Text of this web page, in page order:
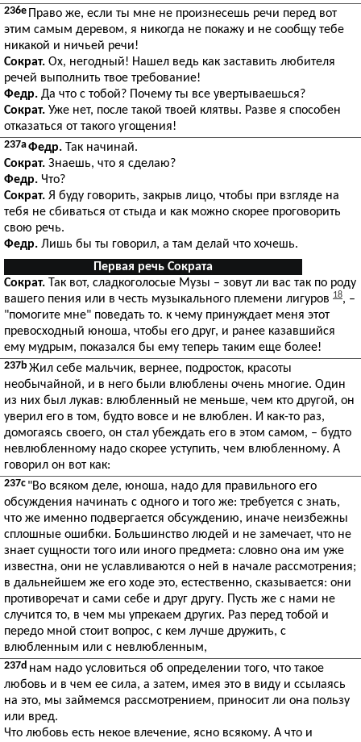
236e Право же, если ты мне не произнесешь речи перед вот
этим самым деревом, я никогда не покажу и не сообщу тебе
никакой и ничьей речи!
Сократ. Ох, негодный! Нашел ведь как заставить любителя
речей выполнить твое требование!
Федр. Да что с тобой? Почему ты все увертываешься?
Сократ. Уже нет, после такой твоей клятвы. Разве я способен
отказаться от такого угощения!
237aФедр. Так начинай.
Сократ. Знаешь, что я сделаю?
Федр. Что?
Сократ. Я буду говорить, закрыв лицо, чтобы при взгляде на
тебя не сбиваться от стыда и как можно скорее проговорить
свою речь.
Федр. Лишь бы ты говорил, а там делай что хочешь.
Первая речь Сократа
Сократ. Так вот, сладкоголосые Музы – зовут ли вас так по роду
вашего пения или в честь музыкального племени лигуров 18, –
"помогите мне" поведать то. к чему принуждает меня этот
превосходный юноша, чтобы его друг, и ранее казавшийся
ему мудрым, показался бы ему теперь таким еще более!
237b Жил себе мальчик, вернее, подросток, красоты
необычайной, и в него были влюблены очень многие. Один
из них был лукав: влюбленный не меньше, чем кто другой, он
уверил его в том, будто вовсе и не влюблен. И как-то раз,
домогаясь своего, он стал убеждать его в этом самом, – будто
невлюбленному надо скорее уступить, чем влюбленному. А
говорил он вот как:
237c "Во всяком деле, юноша, надо для правильного его
обсуждения начинать с одного и того же: требуется с знать,
что же именно подвергается обсуждению, иначе неизбежны
сплошные ошибки. Большинство людей и не замечает, что не
знает сущности того или иного предмета: словно она им уже
известна, они не уславливаются о ней в начале рассмотрения;
в дальнейшем же его ходе это, естественно, сказывается: они
противоречат и сами себе и друг другу. Пусть же с нами не
случится то, в чем мы упрекаем других. Раз перед тобой и
передо мной стоит вопрос, с кем лучше дружить, с
влюбленным или с невлюбленным,
237d нам надо условиться об определении того, что такое
любовь и в чем ее сила, а затем, имея это в виду и ссылаясь
на это, мы займемся рассмотрением, приносит ли она пользу
или вред.
Что любовь есть некое влечение, ясно всякому. А что и